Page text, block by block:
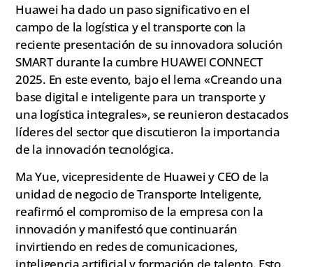
Huawei ha dado un paso significativo en el
campo de la logística y el transporte con la
reciente presentación de su innovadora solución
SMART durante la cumbre HUAWEI CONNECT
2025. En este evento, bajo el lema «Creando una
base digital e inteligente para un transporte y
una logística integrales», se reunieron destacados
líderes del sector que discutieron la importancia
de la innovación tecnológica.
Ma Yue, vicepresidente de Huawei y CEO de la
unidad de negocio de Transporte Inteligente,
reafirmó el compromiso de la empresa con la
innovación y manifestó que continuarán
invirtiendo en redes de comunicaciones,